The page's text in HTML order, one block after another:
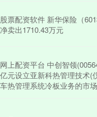
股票配资软件 新华保险（
净卖出1710.43万元
网上配资平台 中创智领
亿元设立亚新科热管理技术(
车热管理系统冷板业务的市